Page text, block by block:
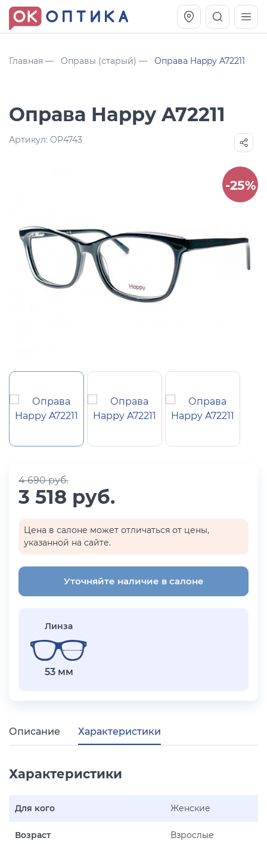
Главная Оправы (старый) Оправа Happy A72211
Оправа Happy A72211
Артикул: OP4743
-25%
4 690 руб.
3 518 руб.
Цена в салоне может отличаться от цены,
указанной на сайте.
Уточняйте наличие в салоне
Линза
53 мм
Описание Характеристики
Характеристики
Для кого Женские
Возраст Взрослые
11 991руб.
Оправа Vogue OVO 4025
8 270руб.